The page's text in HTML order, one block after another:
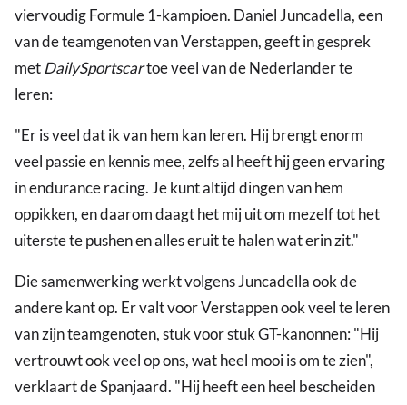
viervoudig Formule 1-kampioen. Daniel Juncadella, een
van de teamgenoten van Verstappen, geeft in gesprek
metDailySportscartoe veel van de Nederlander te
leren:
"Er is veel dat ik van hem kan leren. Hij brengt enorm
veel passie en kennis mee, zelfs al heeft hij geen ervaring
in endurance racing. Je kunt altijd dingen van hem
oppikken, en daarom daagt het mij uit om mezelf tot het
uiterste te pushen en alles eruit te halen wat erin zit."
Die samenwerking werkt volgens Juncadella ook de
andere kant op. Er valt voor Verstappen ook veel te leren
van zijn teamgenoten, stuk voor stuk GT-kanonnen: "Hij
vertrouwt ook veel op ons, wat heel mooi is om te zien",
verklaart de Spanjaard. "Hij heeft een heel bescheiden